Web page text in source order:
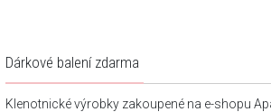
Dárkové balení zdarma
Klenotnické výrobky zakoupené na e-shopu